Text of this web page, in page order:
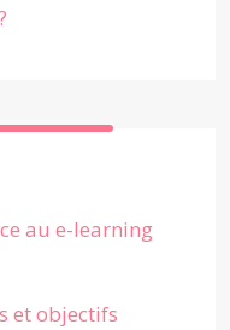
au e-learning
et objectifs